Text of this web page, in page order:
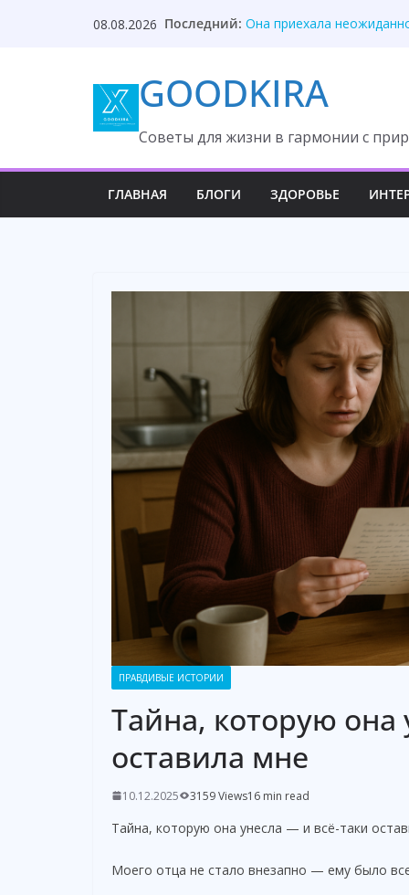
08.08.2026 Последний: Отец случайно заметил
Сон жены скрывал
Она увидела стену
GOODKIRA
Cоветы для жизни в гармонии с
ГЛАВНАЯ БЛОГИ ЗДОРОВЬЕ
ПРАВДИВЫЕ ИСТОРИИ
Тайна, которую она
оставила мне
10.12.2025 3159 Views16 min read
Тайна, которую она унесла — и всё-таки
Моего отца не стало внезапно — ему было